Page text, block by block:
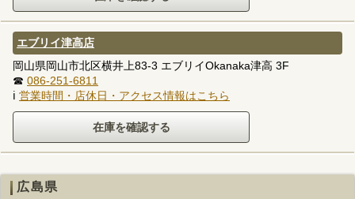
エブリイ津高店
岡山県岡山市北区横井上83-3 エブリイOkanaka津高 3F
☎ 086-251-6811
ℹ 営業時間・店休日・アクセス情報はこちら
広島県